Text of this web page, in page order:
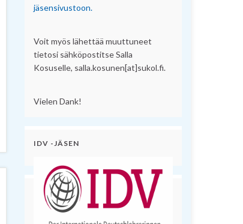
jäsensivustoon.
Voit myös lähettää muuttuneet
tietosi sähköpostitse Salla
Kosuselle, salla.kosunen[at]sukol.fi.
Vielen Dank!
IDV -JÄSEN